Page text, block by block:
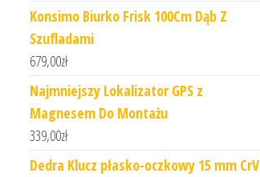
Konsimo Biurko Frisk 100Cm Dąb Z
Szufladami
679,00zł
Najmniejszy Lokalizator GPS z
Magnesem Do Montażu
339,00zł
Dedra Klucz płasko-oczkowy 15 mm CrV